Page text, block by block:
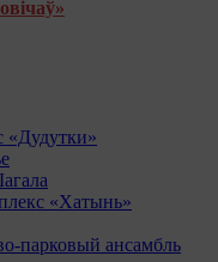
«Дудутки»
«Хатынь»
парковый ансамбль